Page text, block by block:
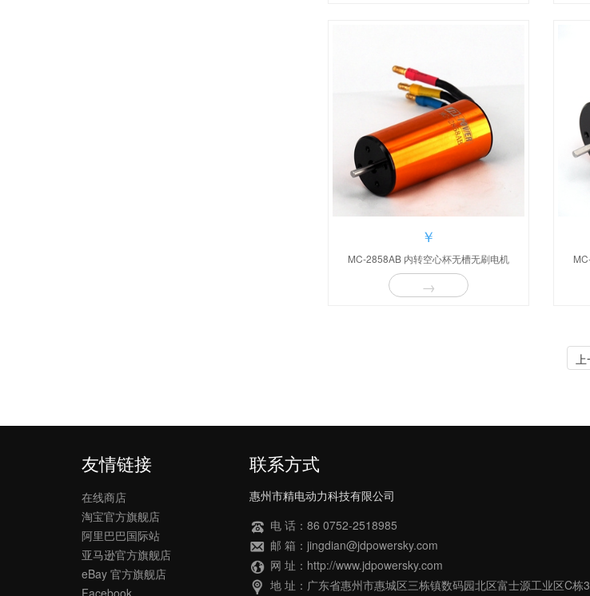
￥
MC-2858AB 内转空心杯无槽无刷电机
→
上
友情链接
在线商店
淘宝官方旗舰店
阿里巴巴国际站
亚马逊官方旗舰店
eBay 官方旗舰店
联系方式
惠州市精电动力科技有限公司
电 话：86 0752-2518985
邮 箱：jingdian@jdpowersky.com
网 址：http://www.jdpowersky.com
地 址：广东省惠州市惠城区三栋镇数码园北区富士源工业区C栋3